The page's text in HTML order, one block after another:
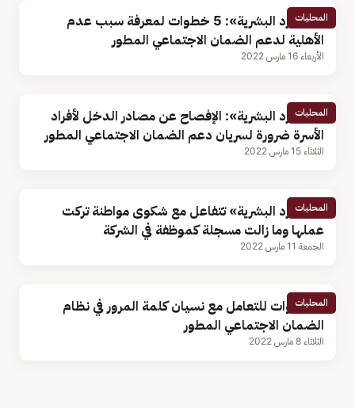
المحليات
«الموارد البشرية»: 5 خطوات لمعرفة سبب عدم
الأهلية لدعم الضمان الاجتماعي المطور
الأربعاء 16 مارس 2022
المحليات
«الموارد البشرية»: الإفصاح عن مصادر الدخل لأفراد
الأسرة ضرورة لسريان دعم الضمان الاجتماعي المطور
الثلاثاء 15 مارس 2022
المحليات
«الموارد البشرية» تتفاعل مع شكوى مواطنة تركت
عملها وما زالت مسجلة كموظفة في الشركة
الجمعة 11 مارس 2022
المحليات
4 خطوات للتعامل مع نسيان كلمة المرور في نظام
الضمان الاجتماعي المطور
الثلاثاء 8 مارس 2022